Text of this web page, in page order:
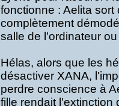
fonctionne : Aelita
complètement
salle de l'ordinateur
Hélas, alors que les
désactiver XANA,
perdre conscience à
fille rendait l'extinction